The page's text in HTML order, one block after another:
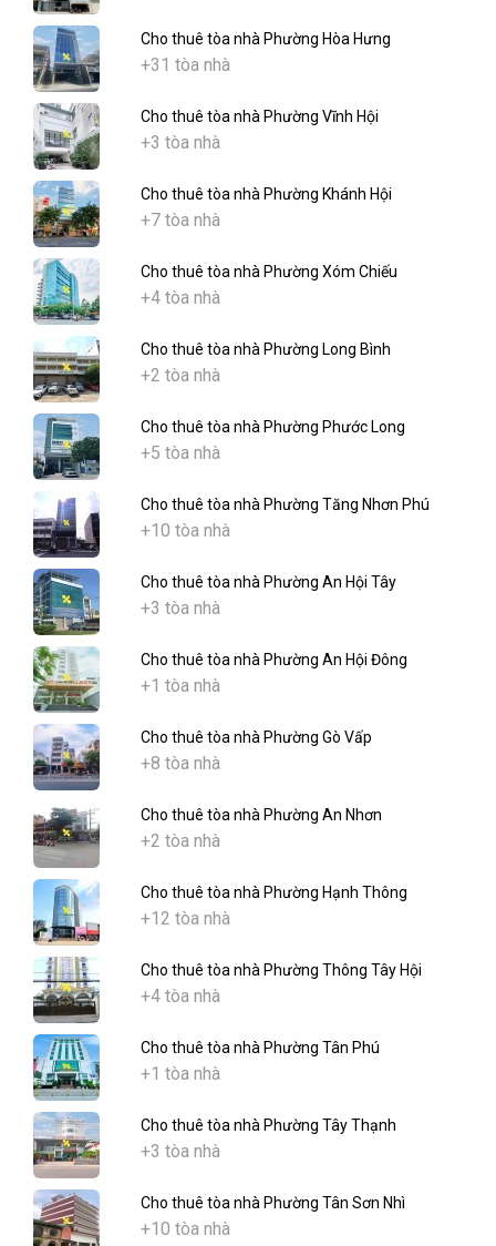
Cho thuê tòa nhà Phường Hòa Hưng
+31 tòa nhà
Cho thuê tòa nhà Phường Vĩnh Hội
+3 tòa nhà
Cho thuê tòa nhà Phường Khánh Hội
+7 tòa nhà
Cho thuê tòa nhà Phường Xóm Chiếu
+4 tòa nhà
Cho thuê tòa nhà Phường Long Bình
+2 tòa nhà
Cho thuê tòa nhà Phường Phước Long
+5 tòa nhà
Cho thuê tòa nhà Phường Tăng Nhơn Phú
+10 tòa nhà
Cho thuê tòa nhà Phường An Hội Tây
+3 tòa nhà
Cho thuê tòa nhà Phường An Hội Đông
+1 tòa nhà
Cho thuê tòa nhà Phường Gò Vấp
+8 tòa nhà
Cho thuê tòa nhà Phường An Nhơn
+2 tòa nhà
Cho thuê tòa nhà Phường Hạnh Thông
+12 tòa nhà
Cho thuê tòa nhà Phường Thông Tây Hội
+4 tòa nhà
Cho thuê tòa nhà Phường Tân Phú
+1 tòa nhà
Cho thuê tòa nhà Phường Tây Thạnh
+3 tòa nhà
Cho thuê tòa nhà Phường Tân Sơn Nhì
+10 tòa nhà